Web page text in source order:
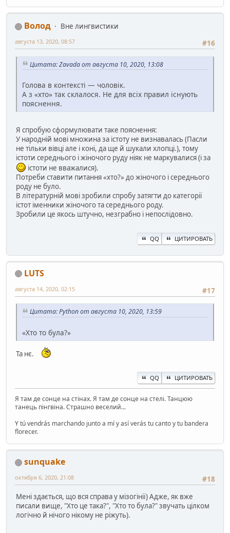
Волод
Вне лингвистики
#16
августа 13, 2020, 08:57
Цитата: Zavada от августа 10, 2020, 13:08
Голова в контексті — чоловік.
А з «хто» так склалося. Не для всіх правил існують
пояснення.
Я спробую сформулювати таке пояснення:
У народній мові множина за істоту не визнавалась (Пасли
не тільки вівці але і коні, да ще й шукали хлопці.), тому
істоти середнього і жіночого руду ніяк не маркувалися (і за
істоти не вважалися).
Потреби ставити питання «хто?» до жіночого і середнього
роду не було.
В літературній мові зробили спробу затягти до категорії
істот іменники жіночого та середнього роду.
Зробили це якось штучно, незграбно і непослідовно.
QQ ЦИТИРОВАТЬ
LUTS
#17
августа 14, 2020, 02:15
Цитата: Python от августа 10, 2020, 13:59
«Хто то була?»
Та нє.
QQ ЦИТИРОВАТЬ
Я там де сонце на стінах. Я там де сонце на стелі. Танцюю
танець пінгвіна. Страшно веселий...
Y tú vendrás marchando junto a mí y así verás tu canto y tu bandera
florecer.
sunquake
#18
октября 6, 2020, 21:08
Мені здається, що вся справа у мізогінії) Адже, як вже
писали вище, "Хто це така?", "Хто то була?" звучать цілком
логічно й нічого нікому не ріжуть).